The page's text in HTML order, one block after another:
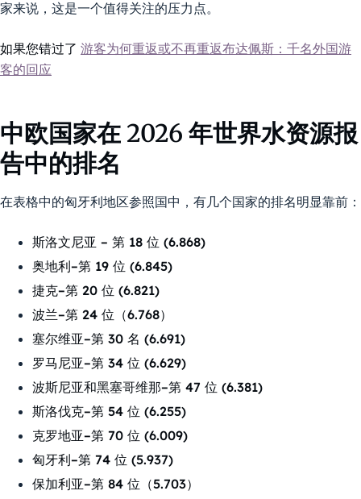
家来说，这是一个值得关注的压力点。
如果您错过了 游客为何重返或不再重返布达佩斯：千名外国游
客的回应
中欧国家在 2026 年世界水资源报
告中的排名
在表格中的匈牙利地区参照国中，有几个国家的排名明显靠前：
斯洛文尼亚 – 第 18 位 (6.868)
奥地利–第 19 位 (6.845)
捷克–第 20 位 (6.821)
波兰–第 24 位（6.768）
塞尔维亚–第 30 名 (6.691)
罗马尼亚–第 34 位 (6.629)
波斯尼亚和黑塞哥维那–第 47 位 (6.381)
斯洛伐克–第 54 位 (6.255)
克罗地亚–第 70 位 (6.009)
匈牙利–第 74 位 (5.937)
保加利亚–第 84 位（5.703）